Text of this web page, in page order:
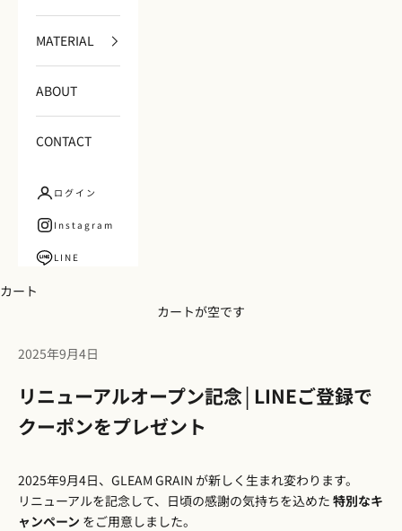
MATERIAL
ABOUT
CONTACT
ログイン
Instagram
LINE
カート
カートが空です
2025年9月4日
リニューアルオープン記念│LINEご登録で
クーポンをプレゼント
2025年9月4日、GLEAM GRAIN が新しく生まれ変わります。
リニューアルを記念して、日頃の感謝の気持ちを込めた 特別なキ
ャンペーン をご用意しました。